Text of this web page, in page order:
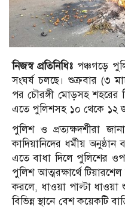
নিজস্ব প্রতিনিধিঃ পঞ্চগড়ে
সংঘর্ষ চলছে। শুক্রবার (৩
পর চৌরঙ্গী মোড়সহ শহরের
এতে পুলিশসহ ১০ থেকে ১২
পুলিশ ও প্রত্যক্ষদর্শীরা
কাদিয়ানিদের ধর্মীয়
এতে বাধা দিলে পুলিশের
পুলিশ আত্মরক্ষার্থে টিয়ারশেল
করলে, ধাওয়া পাল্টা ধাওয়া
বিভিন্ন স্থানে বেশ কয়েকটি